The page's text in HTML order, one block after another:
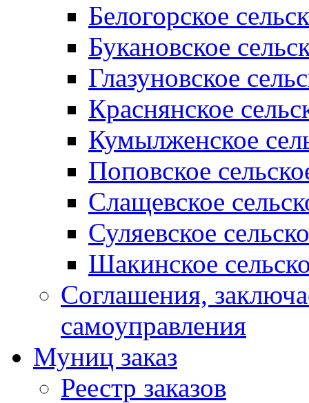
Белогорское
Букановское
Глазуновское
Краснянское
Кумылженское
Поповское
Слащевское
Суляевское
Шакинское
Соглашения,
самоуправления
Муниц заказ
Реестр заказов